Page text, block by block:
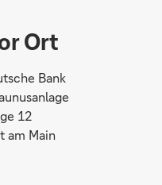
Ort
Bank
12
am Main